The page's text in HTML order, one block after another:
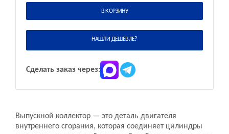
В КОРЗИНУ
НАШЛИ ДЕШЕВЛЕ?
Сделать заказ через:
Выпускной коллектор — это деталь двигателя
внутреннего сгорания, которая соединяет цилиндры